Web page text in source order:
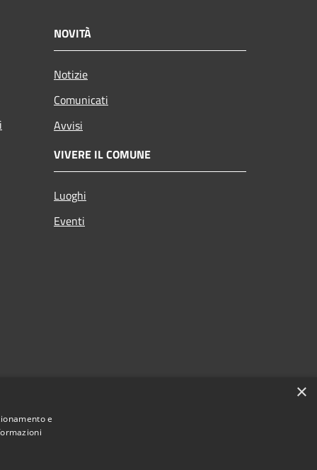
NOVITÀ
Notizie
Comunicati
Avvisi
VIVERE IL COMUNE
Luoghi
Eventi
×
e